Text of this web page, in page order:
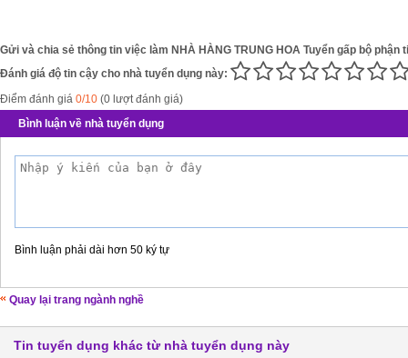
Gửi và chia sẻ thông tin việc làm NHÀ HÀNG TRUNG HOA Tuyển gấp bộ phận
Đánh giá độ tin cậy cho nhà tuyển dụng này:
Điểm đánh giá 0/10 (0 lượt đánh giá)
Bình luận về nhà tuyển dụng
Bình luận phải dài hơn 50 ký tự
Quay lại trang ngành nghề
Tin tuyển dụng khác từ nhà tuyển dụng này